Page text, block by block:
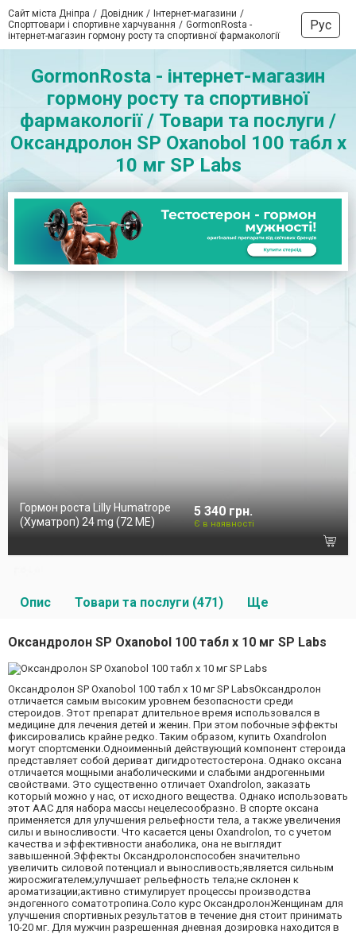
Сайт міста Дніпра Довідник
Інтернет-магазини
Спорттовари і спортивне харчування
GormonRosta -
інтернет-магазин гормону росту та спортивної фармакології
Рус
GormonRosta - інтернет-магазин
гормону росту та спортивної
фармакології / Товари та послуги /
Оксандролон SP Oxanobol 100 табл х
10 мг SP Labs
Гормон роста Lilly Humatrope
(Хуматроп) 24 mg (72 МЕ)
5 340 грн.
Є в наявності
Опис Товари та послуги (471) Ще
Оксандролон SP Oxanobol 100 табл х 10 мг SP Labs
Оксандролон SP Oxanobol 100 табл х 10 мг SP LabsОксандролон
отличается самым высоким уровнем безопасности среди
стероидов. Этот препарат длительное время использовался в
медицине для лечения детей и женин. При этом побочные эффекты
фиксировались крайне редко. Таким образом, купить Oxandrolon
могут спортсменки.Одноименный действующий компонент стероида
представляет собой дериват дигидротестостерона. Однако оксана
отличается мощными анаболическими и слабыми андрогенными
свойствами. Это существенно отличает Oxandrolon, заказать
который можно у нас, от исходного вещества. Однако использовать
этот ААС для набора массы нецелесообразно. В спорте оксана
применяется для улучшения рельефности тела, а также увеличения
силы и выносливости. Что касается цены Oxandrolon, то с учетом
качества и эффективности анаболика, она не выглядит
завышенной.Эффекты Оксандролонспособен значительно
увеличить силовой потенциал и выносливость;является сильным
жиросжигателем;улучшает рельефность тела;не склонен к
ароматизации;активно стимулирует процессы производства
эндогенного соматотропина.Соло курс ОксандролонЖенщинам для
улучшения спортивных результатов в течение дня стоит принимать
10-20 мг. Для мужчин разрешенная дневная дозировка находится в